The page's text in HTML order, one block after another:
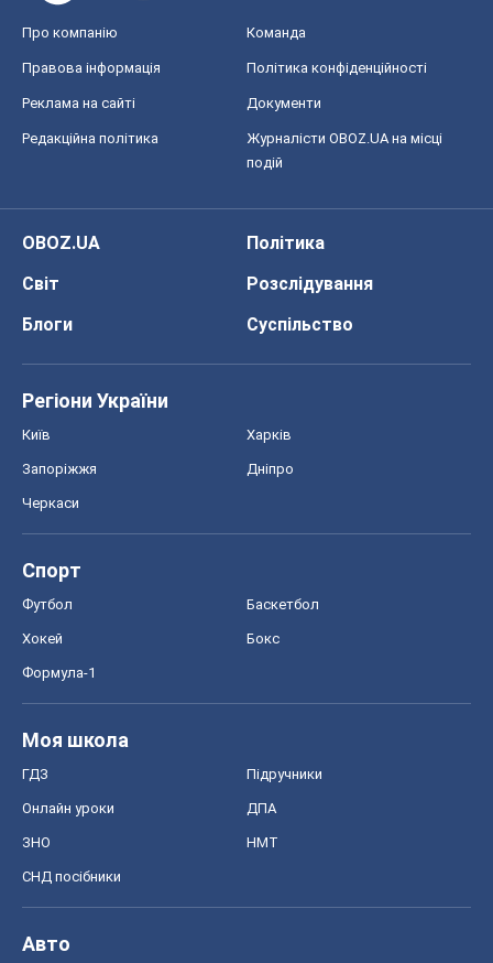
Про компанію Команда
Правова інформація Політика конфіденційності
Реклама на сайті Документи
Редакційна політика
Журналісти OBOZ.UA на місці
подій
OBOZ.UA
Політика
Світ
Розслідування
Блоги
Суспільство
Регіони України
Київ Харків
Запоріжжя Дніпро
Черкаси
Спорт
Футбол Баскетбол
Хокей Бокс
Формула-1
Моя школа
ГДЗ Підручники
Онлайн уроки ДПА
ЗНО НМТ
СНД посібники
Авто